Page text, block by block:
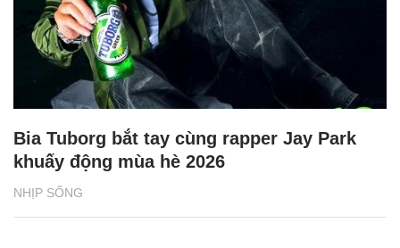
NHỊP SỐNG
Bia Tuborg bắt tay cùng rapper Jay Park
khuấy động mùa hè 2026